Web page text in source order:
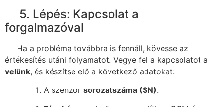
5. Lépés: Kapcsolat a
forgalmazóval
Ha a probléma továbbra is fennáll, kövesse az
értékesítés utáni folyamatot. Vegye fel a kapcsolatot a
velünk, és készítse elő a következő adatokat:
A szenzor sorozatszáma (SN).